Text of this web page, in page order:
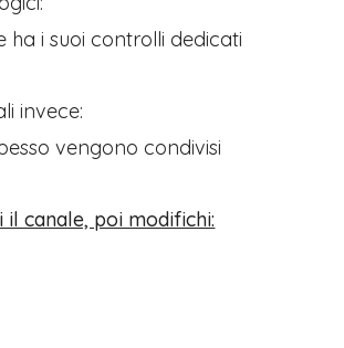
ha i suoi controlli dedicati
invece:
vengono condivisi
il canale, poi modifichi: